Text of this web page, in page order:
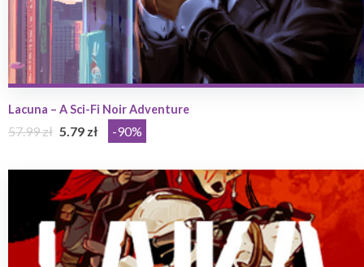
Lacuna – A Sci-Fi Noir Adventure
57.99 zł 5.79 zł -90%